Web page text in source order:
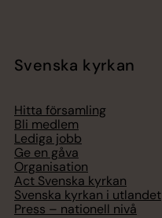
Svenska kyrkan
Hitta församling
Bli medlem
Lediga jobb
Ge en gåva
Organisation
Act Svenska kyrkan
Svenska kyrkan i utlandet
Press – nationell nivå